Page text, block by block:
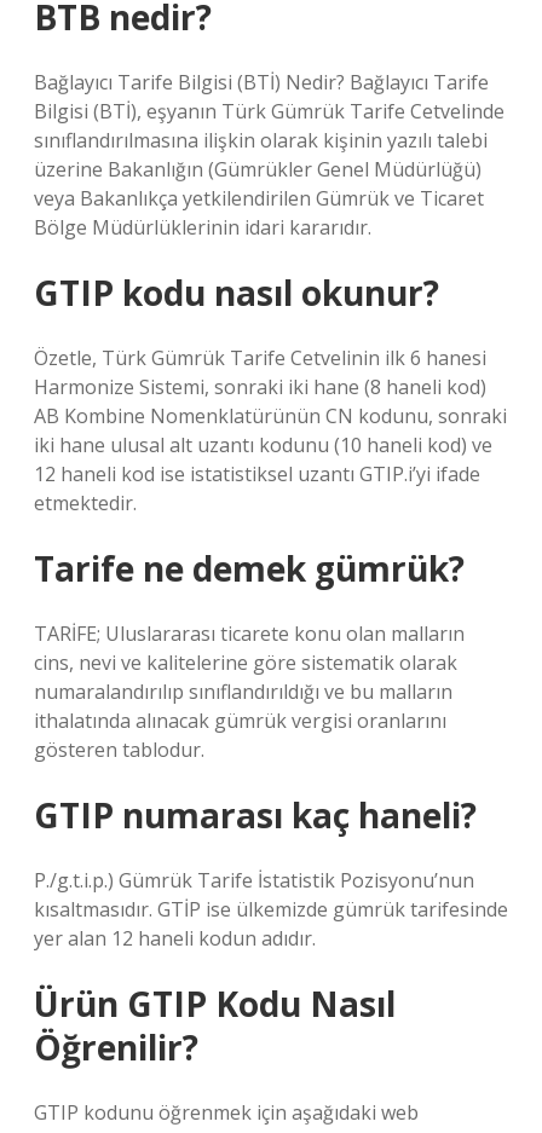
BTB nedir?
Bağlayıcı Tarife Bilgisi (BTİ) Nedir? Bağlayıcı Tarife
Bilgisi (BTİ), eşyanın Türk Gümrük Tarife Cetvelinde
sınıflandırılmasına ilişkin olarak kişinin yazılı talebi
üzerine Bakanlığın (Gümrükler Genel Müdürlüğü)
veya Bakanlıkça yetkilendirilen Gümrük ve Ticaret
Bölge Müdürlüklerinin idari kararıdır.
GTIP kodu nasıl okunur?
Özetle, Türk Gümrük Tarife Cetvelinin ilk 6 hanesi
Harmonize Sistemi, sonraki iki hane (8 haneli kod)
AB Kombine Nomenklatürünün CN kodunu, sonraki
iki hane ulusal alt uzantı kodunu (10 haneli kod) ve
12 haneli kod ise istatistiksel uzantı GTIP.i’yi ifade
etmektedir.
Tarife ne demek gümrük?
TARİFE; Uluslararası ticarete konu olan malların
cins, nevi ve kalitelerine göre sistematik olarak
numaralandırılıp sınıflandırıldığı ve bu malların
ithalatında alınacak gümrük vergisi oranlarını
gösteren tablodur.
GTIP numarası kaç haneli?
P./g.t.i.p.) Gümrük Tarife İstatistik Pozisyonu’nun
kısaltmasıdır. GTİP ise ülkemizde gümrük tarifesinde
yer alan 12 haneli kodun adıdır.
Ürün GTIP Kodu Nasıl
Öğrenilir?
GTIP kodunu öğrenmek için aşağıdaki web